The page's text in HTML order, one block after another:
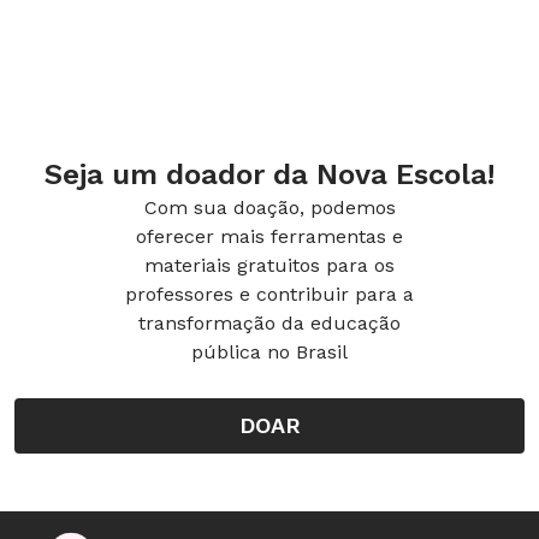
de Arte podem ser planejadas com se-quências
didáticas. A que trata da pintura, com duração
trabalho. Antes de mais nada, o professor
Seja um doador da Nova Escola!
Com sua doação, podemos
oferecer mais ferramentas e
materiais gratuitos para os
professores e contribuir para a
transformação da educação
pública no Brasil
DOAR